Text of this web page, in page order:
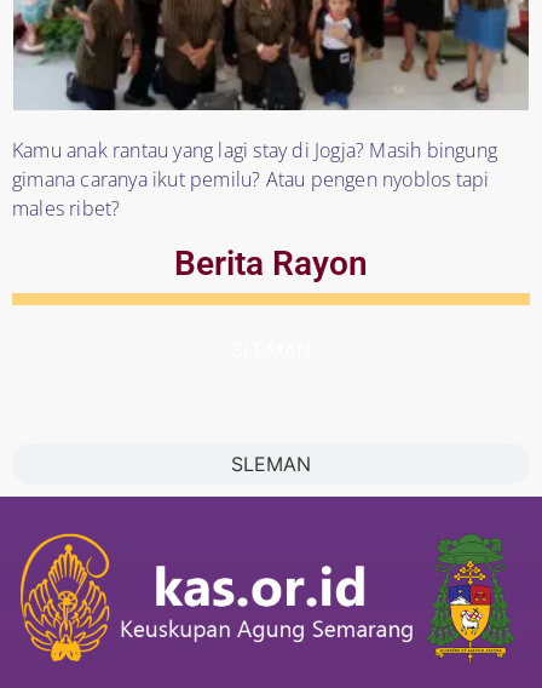
Kamu anak rantau yang lagi stay di Jogja? Masih bingung
gimana caranya ikut pemilu? Atau pengen nyoblos tapi
males ribet?
Berita Rayon
SLEMAN